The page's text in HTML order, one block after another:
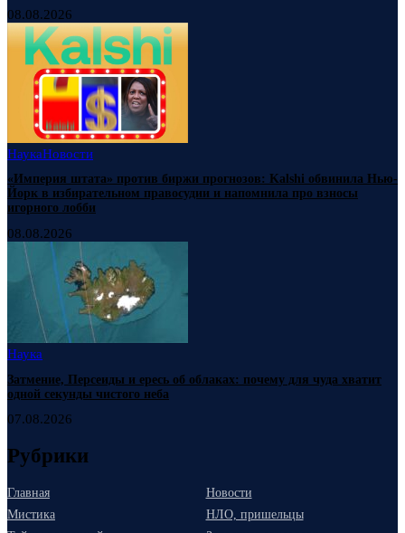
08.08.2026
НаукаНовости
«Империя штата» против биржи прогнозов: Kalshi обвинила Нью-
Йорк в избирательном правосудии и напомнила про взносы
игорного лобби
08.08.2026
Наука
Затмение, Персеиды и ересь об облаках: почему для чуда хватит
одной секунды чистого неба
07.08.2026
Рубрики
Главная
Новости
Мистика
НЛО, пришельцы